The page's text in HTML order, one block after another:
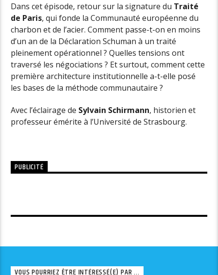
Dans cet épisode, retour sur la signature du Traité
de Paris, qui fonde la Communauté européenne du
charbon et de l’acier. Comment passe-t-on en moins
d’un an de la Déclaration Schuman à un traité
pleinement opérationnel ? Quelles tensions ont
traversé les négociations ? Et surtout, comment cette
première architecture institutionnelle a-t-elle posé
les bases de la méthode communautaire ?
Avec l’éclairage de Sylvain Schirmann, historien et
professeur émérite à l’Université de Strasbourg.
PUBLICITÉ
VOUS POURRIEZ ÊTRE INTÉRESSÉ(E) PAR ...